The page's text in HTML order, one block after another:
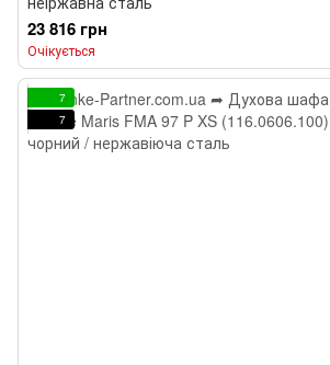
23 816 грн
Очікується
7
7